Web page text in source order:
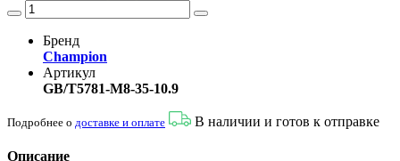
Бренд
Champion
Артикул
GB/T5781-M8-35-10.9
Подробнее о доставке и оплате В наличии и готов к отправке
Описание